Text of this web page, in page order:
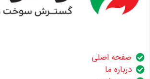
صفحه اصلی
درباره ما